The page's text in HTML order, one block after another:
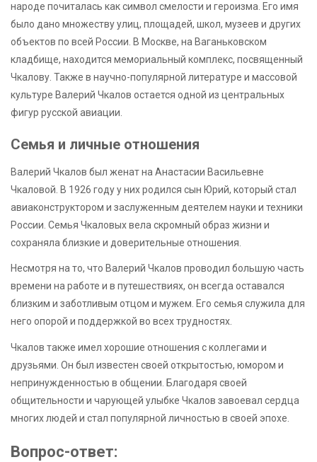
народе почиталась как символ смелости и героизма. Его имя
было дано множеству улиц, площадей, школ, музеев и других
объектов по всей России. В Москве, на Ваганьковском
кладбище, находится мемориальный комплекс, посвященный
Чкалову. Также в научно-популярной литературе и массовой
культуре Валерий Чкалов остается одной из центральных
фигур русской авиации.
Семья и личные отношения
Валерий Чкалов был женат на Анастасии Васильевне
Чкаловой. В 1926 году у них родился сын Юрий, который стал
авиаконструктором и заслуженным деятелем науки и техники
России. Семья Чкаловых вела скромный образ жизни и
сохраняла близкие и доверительные отношения.
Несмотря на то, что Валерий Чкалов проводил большую часть
времени на работе и в путешествиях, он всегда оставался
близким и заботливым отцом и мужем. Его семья служила для
него опорой и поддержкой во всех трудностях.
Чкалов также имел хорошие отношения с коллегами и
друзьями. Он был известен своей открытостью, юмором и
непринужденностью в общении. Благодаря своей
общительности и чарующей улыбке Чкалов завоевал сердца
многих людей и стал популярной личностью в своей эпохе.
Вопрос-ответ: